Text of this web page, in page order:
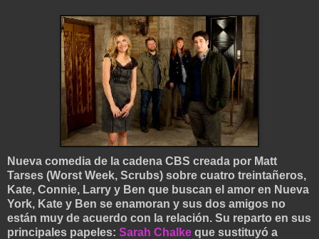
Nueva comedia de la cadena CBS creada por Matt
Tarses (Worst Week, Scrubs) sobre cuatro treintañeros,
Kate, Connie, Larry y Ben que buscan el amor en Nueva
York, Kate y Ben se enamoran y sus dos amigos no
están muy de acuerdo con la relación. Su reparto en sus
principales papeles: Sarah Chalke que sustituyó a